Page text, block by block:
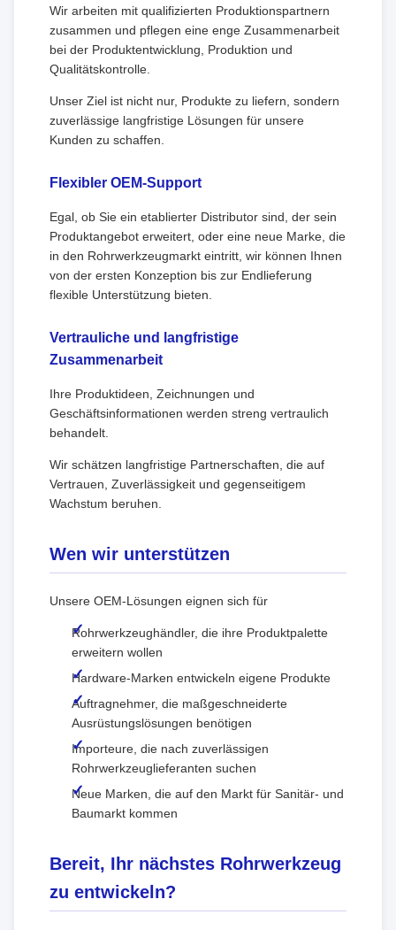
Wir arbeiten mit qualifizierten Produktionspartnern
zusammen und pflegen eine enge Zusammenarbeit
bei der Produktentwicklung, Produktion und
Qualitätskontrolle.
Unser Ziel ist nicht nur, Produkte zu liefern, sondern
zuverlässige langfristige Lösungen für unsere
Kunden zu schaffen.
Flexibler OEM-Support
Egal, ob Sie ein etablierter Distributor sind, der sein
Produktangebot erweitert, oder eine neue Marke, die
in den Rohrwerkzeugmarkt eintritt, wir können Ihnen
von der ersten Konzeption bis zur Endlieferung
flexible Unterstützung bieten.
Vertrauliche und langfristige
Zusammenarbeit
Ihre Produktideen, Zeichnungen und
Geschäftsinformationen werden streng vertraulich
behandelt.
Wir schätzen langfristige Partnerschaften, die auf
Vertrauen, Zuverlässigkeit und gegenseitigem
Wachstum beruhen.
Wen wir unterstützen
Unsere OEM-Lösungen eignen sich für
Rohrwerkzeughändler, die ihre Produktpalette
erweitern wollen
Hardware-Marken entwickeln eigene Produkte
Auftragnehmer, die maßgeschneiderte
Ausrüstungslösungen benötigen
Importeure, die nach zuverlässigen
Rohrwerkzeuglieferanten suchen
Neue Marken, die auf den Markt für Sanitär- und
Baumarkt kommen
Bereit, Ihr nächstes Rohrwerkzeug
zu entwickeln?